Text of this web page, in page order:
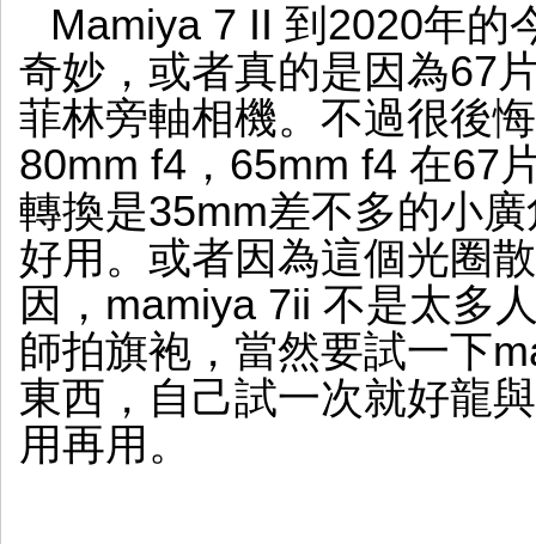
Mamiya 7 II 到2020年的
奇妙，或者真的是因為67
菲林旁軸相機。不過很後
80mm f4，65mm f4 在67
轉換是35mm差不多的小
好用。或者因為這個光圈
因，mamiya 7ii 不是太多
師拍旗袍，當然要試一下
東西，自己試一次就好龍
用再用。